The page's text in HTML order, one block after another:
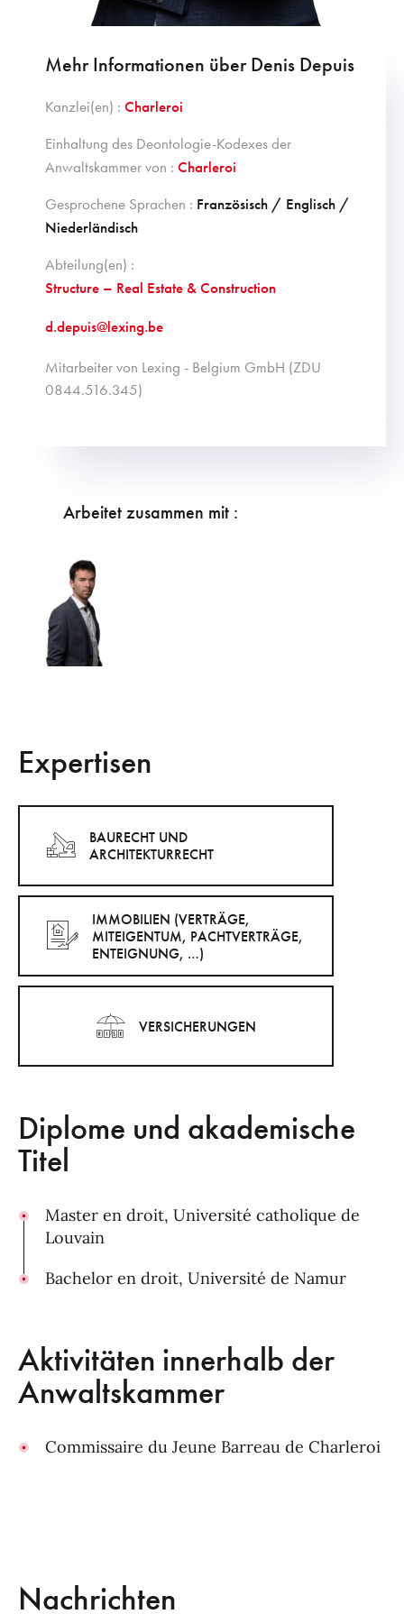
Mehr Informationen über Denis Depuis
Kanzlei(en) : Charleroi
Einhaltung des Deontologie-Kodexes der
Anwaltskammer von : Charleroi
Gesprochene Sprachen : Französisch / Englisch /
Niederländisch
Abteilung(en) :
Structure – Real Estate & Construction
d.depuis@lexing.be
Mitarbeiter von Lexing - Belgium GmbH (ZDU
0844.516.345)
Arbeitet zusammen mit :
Expertisen
BAURECHT UND
ARCHITEKTURRECHT
IMMOBILIEN (VERTRÄGE,
MITEIGENTUM, PACHTVERTRÄGE,
ENTEIGNUNG, …)
VERSICHERUNGEN
Diplome und akademische
Titel
Master en droit, Université catholique de
Louvain
Bachelor en droit, Université de Namur
Aktivitäten innerhalb der
Anwaltskammer
Commissaire du Jeune Barreau de Charleroi
Nachrichten